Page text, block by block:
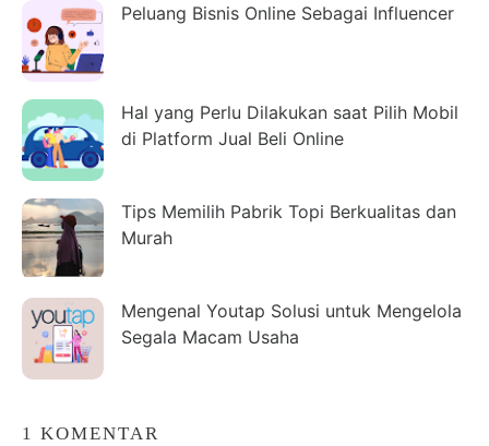
Peluang Bisnis Online Sebagai Influencer
Hal yang Perlu Dilakukan saat Pilih Mobil
di Platform Jual Beli Online
Tips Memilih Pabrik Topi Berkualitas dan
Murah
Mengenal Youtap Solusi untuk Mengelola
Segala Macam Usaha
1 KOMENTAR